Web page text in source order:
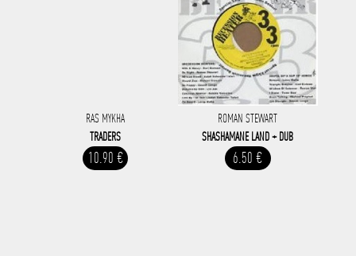
RAS MYKHA
TRADERS
10.90 €
ROMAN STEWART
SHASHAMANE LAND + DUB
6.50 €